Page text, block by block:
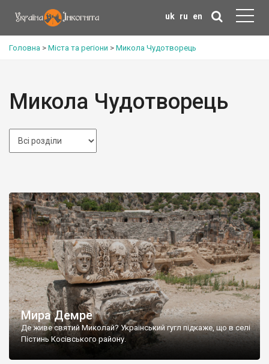
uk ru en
Головна > Міста та регіони > Микола Чудотворець
Микола Чудотворець
Мира Демре
Де живе святий Миколай? Український гугл підкаже, що в селі
Пістинь Косівського району.